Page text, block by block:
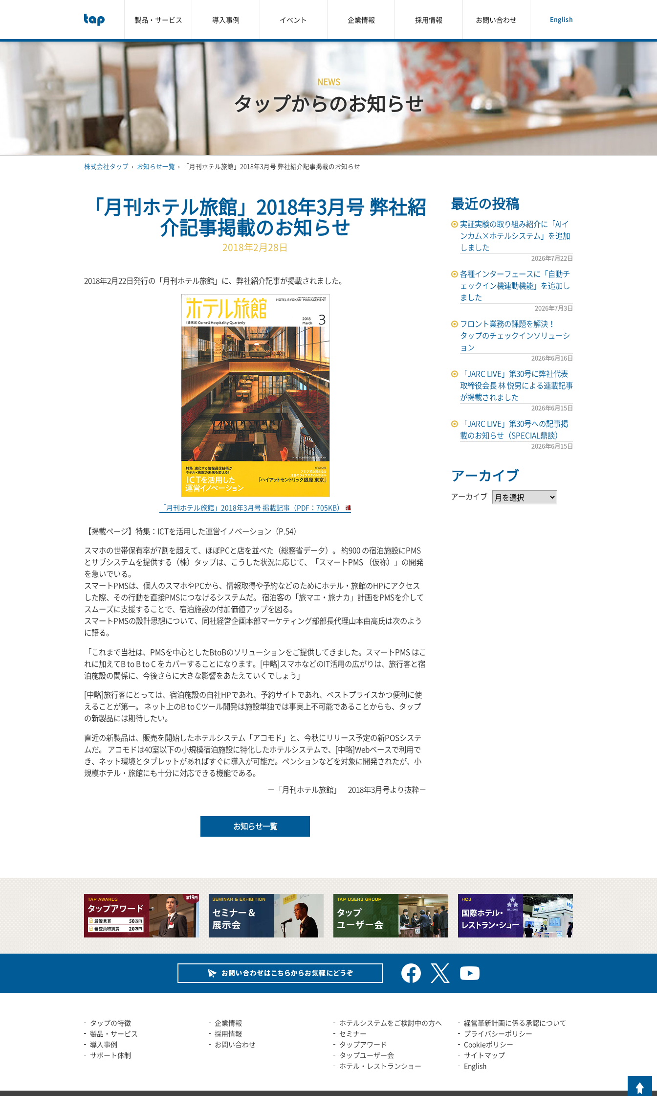
製品・サービス 導入事例 イベント 企業情報 採用情報 お問い合わせ English
NEWS
タップからのお知らせ
株式会社タップ › お知らせ一覧 › 「月刊ホテル旅館」2018年3月号 弊社紹介記事掲載のお知らせ
「月刊ホテル旅館」2018年3月号 弊社紹
介記事掲載のお知らせ
2018年2月28日
2018年2月22日発行の「月刊ホテル旅館」に、弊社紹介記事が掲載されました。
「月刊ホテル旅館」2018年3月号 掲載記事（PDF：705KB）
【掲載ページ】特集：ICTを活用した運営イノベーション（P.54）
スマホの世帯保有率が7割を超えて、ほぼPCと店を並べた（総務省デー夕）。 約900 の宿泊施設にPMS
とサブシステムを提供する（株）タップは、こうした状況に応じて、「スマートPMS （仮称）」の開発
を急いでいる。
スマートPMSは、個人のスマホやPCから、情報取得や予約などのためにホテル・旅館のHPにアクセス
した際、その行動を直接PMSにつなげるシステムだ。 宿泊客の「旅マエ・旅ナカ」計画をPMSを介して
スムーズに支援することで、宿泊施設の付加価値アップを図る。
スマートPMSの設計思想について、同社経営企画本部マーケティング部部長代理山本由高氏は次のよう
に語る。
「これまで当社は、PMSを中心としたBtoBのソリューションをご提供してきました。スマートPMS はこ
れに加えてB to B to C をカバーすることになります。[中略]スマホなどのIT活用の広がりは、旅行客と宿
泊施設の関係に、今後さらに大きな影響をあたえていくでしょう」
[中略]旅行客にとっては、宿泊施設の自社HPであれ、予約サイトであれ、ベストプライスかつ便利に使
えることが第一。 ネット上のB to Cツール開発は施設単独では事実上不可能であることからも、タップ
の新製品には期待したい。
直近の新製品は、販売を開始したホテルシステム「アコモド」と、今秋にリリース予定の新POSシステ
ムだ。 アコモドは40室以下の小規模宿泊施設に特化したホテルシステムで、[中略]Webベースで利用で
き、ネット環境とタブレットがあればすぐに導入が可能だ。ペンションなどを対象に開発されたが、小
規模ホテル・旅館にも十分に対応できる機能である。
－「月刊ホテル旅館」 2018年3月号より抜粋－
お知らせ一覧
最近の投稿
実証実験の取り組み紹介に「AIイ
ンカム×ホテルシステム」を追加
しました
2026年7月22日
各種インターフェースに「自動チ
ェックイン機連動機能」を追加し
ました
2026年7月3日
フロント業務の課題を解決！
タップのチェックインソリューシ
ョン
2026年6月16日
「JARC LIVE」第30号に弊社代表
取締役会長 林 悦男による連載記事
が掲載されました
2026年6月15日
「JARC LIVE」第30号への記事掲
載のお知らせ（SPECIAL鼎談）
2026年6月15日
アーカイブ
アーカイブ
タップの特徴
製品・サービス
導入事例
サポート体制
企業情報
採用情報
お問い合わせ
ホテルシステムをご検討中の方へ
セミナー
タップアワード
タップユーザー会
ホテル・レストランショー
経営革新計画に係る承認について
プライバシーポリシー
Cookieポリシー
サイトマップ
English